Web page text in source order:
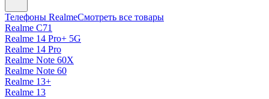
Телефоны RealmeСмотреть все товары
Realme C71
Realme 14 Pro+ 5G
Realme 14 Pro
Realme Note 60X
Realme Note 60
Realme 13+
Realme 13